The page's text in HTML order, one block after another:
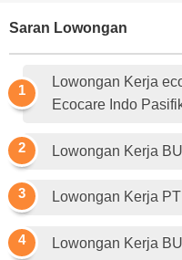
Saran Lowongan
Lowongan Kerja
Ecocare Indo
Lowongan Kerja
Lowongan Kerja
Lowongan Kerja